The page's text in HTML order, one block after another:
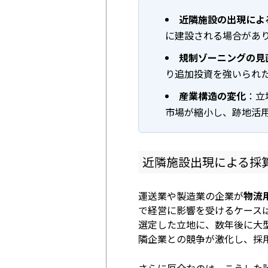
近隣施設の出現に
に建設される場合があ
規制ゾーニングの見
り追加投資を強いられ
産業構造の変化 ：
市場が縮小し、跡地活
近隣施設出現による採
運送業や製造業の企業が物流
で経営に影響を受けるケー
選定した立地に、数年後に
隣企業との競争が激化し、採